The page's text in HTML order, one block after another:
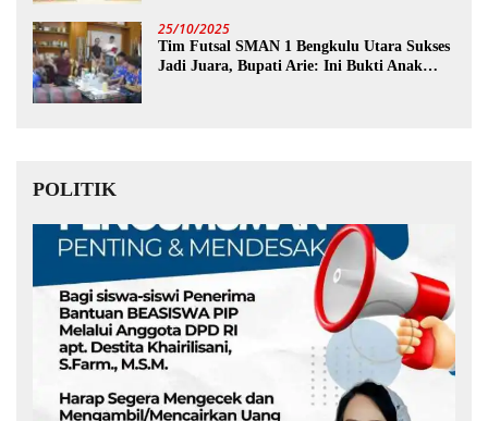
25/10/2025
Tim Futsal SMAN 1 Bengkulu Utara Sukses
Jadi Juara, Bupati Arie: Ini Bukti Anak
POLITIK